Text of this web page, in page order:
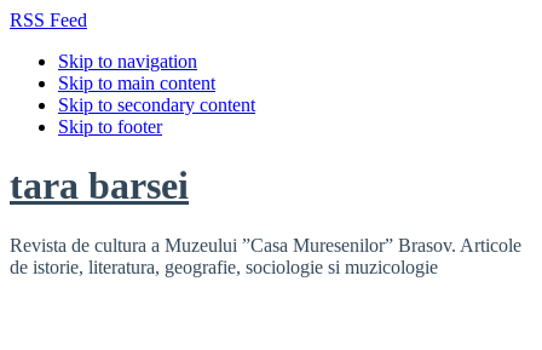
RSS Feed
Skip to navigation
Skip to main content
Skip to secondary content
Skip to footer
tara barsei
Revista de cultura a Muzeului ”Casa Muresenilor” Brasov. Articole
de istorie, literatura, geografie, sociologie si muzicologie